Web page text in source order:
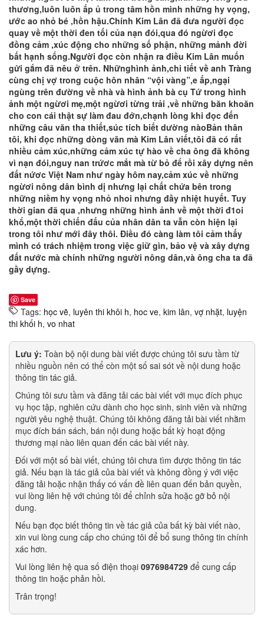
thương,luôn luôn ấp ủ trong tâm hồn mình những hy vọng,
ước ao nhỏ bé ,hồn hậu.Chính Kim Lân đã đưa người đọc
quay về một thời đen tối của nạn đói,qua đó ngừơi đọc
đồng cảm ,xúc động cho những số phận, những mảnh đời
bất hạnh sống.Người đọc còn nhận ra điều Kim Lân muốn
gửi gắm đã nêu ở trên. Nhữnghình ảnh,chi tiết về anh Tràng
cùng chị vợ trong cuộc hôn nhân “vội vàng”,e ấp,ngại
ngùng trên đường về nhà và hình ảnh bà cụ Tứ trong hình
ảnh một ngừơi mẹ,một ngừơi từng trải ,về những băn khoăn
cho con cái thật sự làm đau đớn,chạnh lòng khi đọc đến
những câu văn tha thiết,súc tích biết dường nàoBản thân
tôi, khi đọc những dòng văn mà Kim Lân viết,tôi đã có rất
nhiều cảm xúc,những cảm xúc tự hào về cha ông đã không
vì nạn đói,nguy nan trứơc mắt mà từ bỏ để rồi xây dựng nên
đất nứơc Việt Nam như ngày hôm nay,cảm xúc về những
ngừơi nông dân bình dị nhưng lại chất chứa bên trong
những niềm hy vọng nhỏ nhoi nhưng đầy nhiệt huyết. Tuy
thời gian đã qua ,nhưng những hình ảnh về một thời đ1oi
khổ,một thời chiến đấu của nhân dân ta vẫn còn hiện lại
trong tôi như mới đây thôi. Điều đó càng làm tôi cảm thấy
mình có trách nhiệm trong việc giữ gìn, bảo vệ và xây dựng
đất nước mà chính những người nông dân,và ông cha ta đã
gầy dựng.
Save
Tags: học vẽ, luyên thi khôi h, hoc ve, kim lân, vợ nhặt, luyện
thi khối h, vo nhat
Lưu ý: Toàn bộ nội dung bài viết được chúng tôi sưu tầm từ
nhiều nguồn nên có thể còn một số sai sót về nội dung hoặc
thông tin tác giả.
Chúng tôi sưu tầm và đăng tải các bài viết với mục đích phục
vụ học tập, nghiên cứu dành cho học sinh, sinh viên và những
người yêu nghệ thuật. Chúng tôi không đăng tải bài viết nhằm
mục đích bán sách, bán nội dung hoặc bất kỳ hoạt động
thương mại nào liên quan đến các bài viết này.
Đối với một số bài viết, chúng tôi chưa tìm được thông tin tác
giả. Nếu bạn là tác giả của bài viết và không đồng ý với việc
đăng tải hoặc nhận thấy có vấn đề liên quan đến bản quyền,
vui lòng liên hệ với chúng tôi để chỉnh sửa hoặc gỡ bỏ nội
dung.
Nếu bạn đọc biết thông tin về tác giả của bất kỳ bài viết nào,
xin vui lòng cung cấp cho chúng tôi để bổ sung thông tin chính
xác hơn.
Vui lòng liên hệ qua số điện thoại 0976984729 để cung cấp
thông tin hoặc phản hồi.
Trân trọng!